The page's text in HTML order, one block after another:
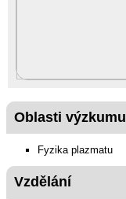
Oblasti výzkumu
Fyzika plazmatu
Vzdělání